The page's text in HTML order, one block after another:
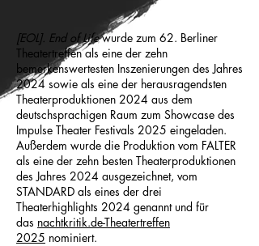
[EOL]. End of Lifewurde zum 62. Berliner
Theatertreffen als eine der zehn
bemerkenswertesten Inszenierungen des Jahres
2024 sowie als eine der herausragendsten
Theaterproduktionen 2024 aus dem
deutschsprachigen Raum zum Showcase des
Impulse Theater Festivals 2025 eingeladen.
Außerdem wurde die Produktion vom FALTER
als eine der zehn besten Theaterproduktionen
des Jahres 2024 ausgezeichnet, vom
STANDARD als eines der drei
Theaterhighlights 2024 genannt und für
das nachtkritik.de-Theatertreffen
2025 nominiert.